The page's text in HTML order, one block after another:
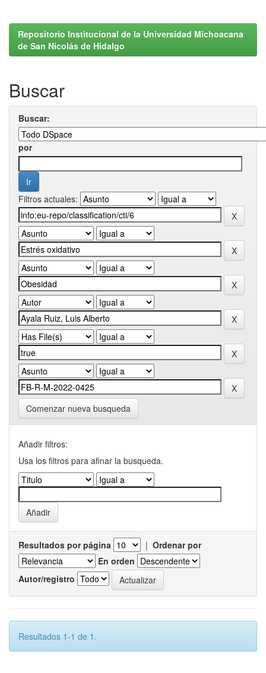
Repositorio Institucional de la Universidad Michoacana
de San Nicolás de Hidalgo
Buscar
Buscar:
por
Filtros actuales:
Comenzar nueva busqueda
Añadir filtros:
Usa los filtros para afinar la busqueda.
Resultados por página | Ordenar por
En orden
Autor/registro
Resultados 1-1 de 1.